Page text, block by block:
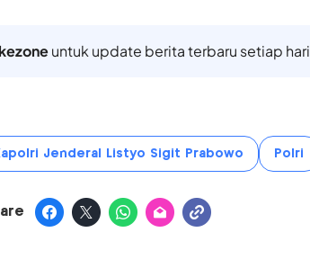
untuk update berita terbaru setiap hari
Jenderal Listyo Sigit Prabowo Polri